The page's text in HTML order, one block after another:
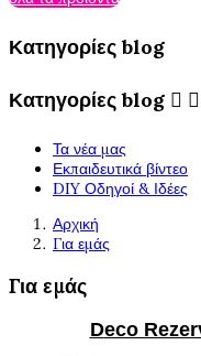
Κατηγορίες blog
Κατηγορίες blog  
Τα νέα μας
Εκπαιδευτικά βίντεο
DIY Οδηγοί & Ιδέες
Αρχική
Για εμάς
Για εμάς
Deco